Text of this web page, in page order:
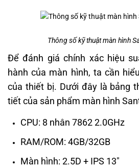
Thông số kỹ thuật màn hình
Để đánh giá chính xác hiệu
hành của màn hình, ta cần
của thiết bị. Dưới đây là bảng
tiết của sản phẩm màn hình
CPU: 8 nhân 7862 2.0GHz
RAM/ROM: 4GB/32GB
Màn hình: 2.5D + IPS 13″